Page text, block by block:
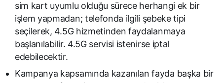
sim kart uyumlu olduğu sürece herhangi ek bir
işlem yapmadan; telefonda ilgili şebeke tipi
seçilerek, 4.5G hizmetinden faydalanmaya
başlanılabilir. 4.5G servisi istenirse iptal
edebilecektir.
Kampanya kapsamında kazanılan fayda başka bir